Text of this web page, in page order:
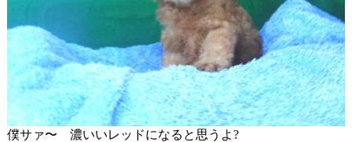
僕サァ〜 濃いいレッドになると思うよ?